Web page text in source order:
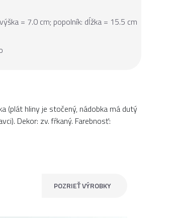
= 7.0 cm; popolník: dĺžka = 15.5 cm
(plát hliny je stočený, nádobka má dutý
Dekor: zv. fŕkaný. Farebnosť:
POZRIEŤ VÝROBKY